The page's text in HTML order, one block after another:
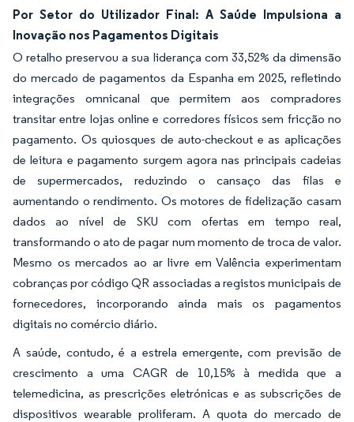
Por Setor do Utilizador Final: A Saúde Impulsiona a
Inovação nos Pagamentos Digitais
O retalho preservou a sua liderança com 33,52% da dimensão
do mercado de pagamentos da Espanha em 2025, refletindo
integrações omnicanal que permitem aos compradores
transitar entre lojas online e corredores físicos sem fricção no
pagamento. Os quiosques de auto-checkout e as aplicações
de leitura e pagamento surgem agora nas principais cadeias
de supermercados, reduzindo o cansaço das filas e
aumentando o rendimento. Os motores de fidelização casam
dados ao nível de SKU com ofertas em tempo real,
transformando o ato de pagar num momento de troca de valor.
Mesmo os mercados ao ar livre em Valência experimentam
cobranças por código QR associadas a registos municipais de
fornecedores, incorporando ainda mais os pagamentos
digitais no comércio diário.
A saúde, contudo, é a estrela emergente, com previsão de
crescimento a uma CAGR de 10,15% à medida que a
telemedicina, as prescrições eletrónicas e as subscrições de
dispositivos wearable proliferam. A quota do mercado de